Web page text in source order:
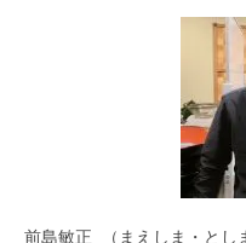
前島敏正 （まえしま・と